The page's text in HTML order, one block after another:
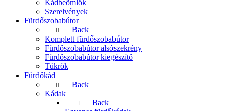
Kádbeömlők
Szerelvények
Fürdőszobabútor
Back
Komplett fürdőszobabútor
Fürdőszobabútor alsószekrény
Fürdőszobabútor kiegészítő
Tükrök
Fürdőkád
Back
Kádak
Back